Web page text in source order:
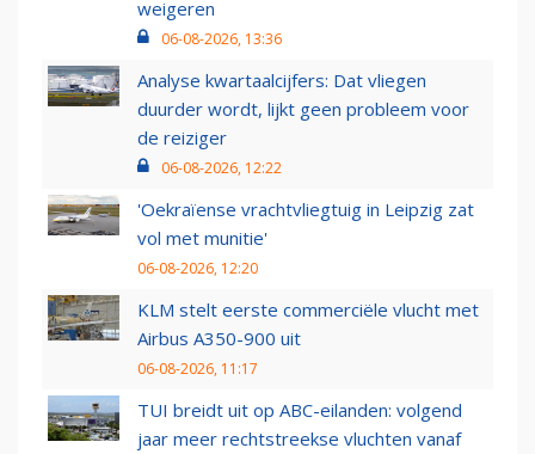
weigeren
06-08-2026, 13:36
Analyse kwartaalcijfers: Dat vliegen
duurder wordt, lijkt geen probleem voor
de reiziger
06-08-2026, 12:22
'Oekraïense vrachtvliegtuig in Leipzig zat
vol met munitie'
06-08-2026, 12:20
KLM stelt eerste commerciële vlucht met
Airbus A350-900 uit
06-08-2026, 11:17
TUI breidt uit op ABC-eilanden: volgend
jaar meer rechtstreekse vluchten vanaf